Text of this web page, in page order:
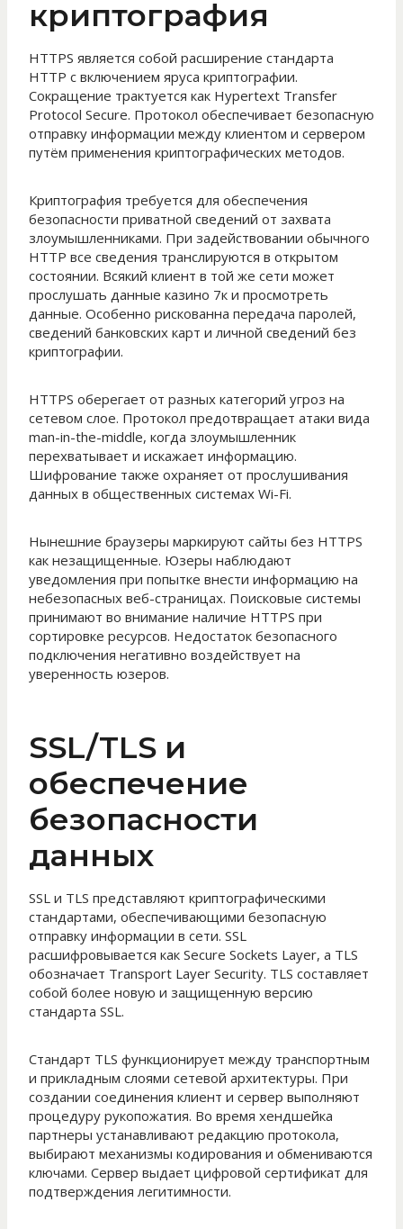
криптография
HTTPS является собой расширение стандарта
HTTP с включением яруса криптографии.
Сокращение трактуется как Hypertext Transfer
Protocol Secure. Протокол обеспечивает безопасную
отправку информации между клиентом и сервером
путём применения криптографических методов.
Криптография требуется для обеспечения
безопасности приватной сведений от захвата
злоумышленниками. При задействовании обычного
HTTP все сведения транслируются в открытом
состоянии. Всякий клиент в той же сети может
прослушать данные казино 7к и просмотреть
данные. Особенно рискованна передача паролей,
сведений банковских карт и личной сведений без
криптографии.
HTTPS оберегает от разных категорий угроз на
сетевом слое. Протокол предотвращает атаки вида
man-in-the-middle, когда злоумышленник
перехватывает и искажает информацию.
Шифрование также охраняет от прослушивания
данных в общественных системах Wi-Fi.
Нынешние браузеры маркируют сайты без HTTPS
как незащищенные. Юзеры наблюдают
уведомления при попытке внести информацию на
небезопасных веб-страницах. Поисковые системы
принимают во внимание наличие HTTPS при
сортировке ресурсов. Недостаток безопасного
подключения негативно воздействует на
уверенность юзеров.
SSL/TLS и
обеспечение
безопасности
данных
SSL и TLS представляют криптографическими
стандартами, обеспечивающими безопасную
отправку информации в сети. SSL
расшифровывается как Secure Sockets Layer, а TLS
обозначает Transport Layer Security. TLS составляет
собой более новую и защищенную версию
стандарта SSL.
Стандарт TLS функционирует между транспортным
и прикладным слоями сетевой архитектуры. При
создании соединения клиент и сервер выполняют
процедуру рукопожатия. Во время хендшейка
партнеры устанавливают редакцию протокола,
выбирают механизмы кодирования и обмениваются
ключами. Сервер выдает цифровой сертификат для
подтверждения легитимности.